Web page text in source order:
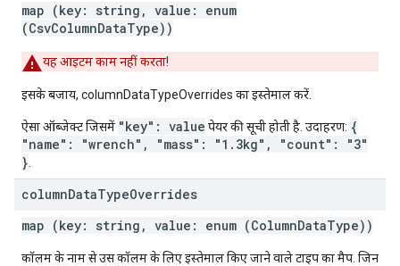
map (key: string, value: enum
(CsvColumnDataType))
यह आइटम काम नहीं करता!
इसके बजाय, columnDataTypeOverrides का इस्तेमाल करें.
ऐसा ऑब्जेक्ट जिसमें "key": value पेयर की सूची होती है. उदाहरण: {
"name": "wrench", "mass": "1.3kg", "count": "3"
}
columnDataTypeOverrides
map (key: string, value: enum (ColumnDataType))
कॉलम के नाम से उस कॉलम के लिए इस्तेमाल किए जाने वाले टाइप का मैप. जिन